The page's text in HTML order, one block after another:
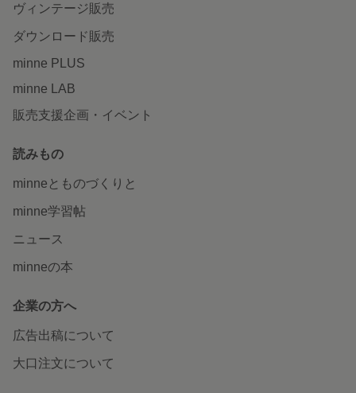
ヴィンテージ販売
ダウンロード販売
minne PLUS
minne LAB
販売支援企画・イベント
読みもの
minneとものづくりと
minne学習帖
ニュース
minneの本
企業の方へ
広告出稿について
大口注文について